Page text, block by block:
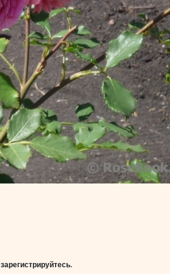
зарегистрируйтесь.